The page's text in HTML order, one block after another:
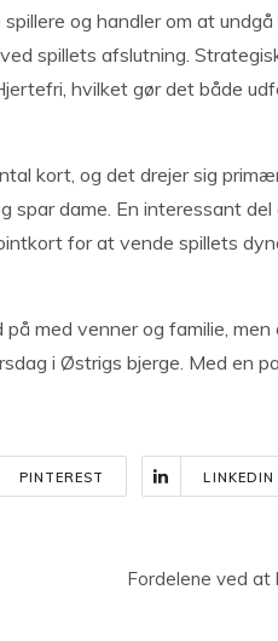
og handler om at
spillets afslutning.
hvilket gør det både
kort, og det drejer sig
dame. En interessant del
for at vende spillets
med venner og familie,
i Østrigs bjerge. Med en
PINTEREST LINKEDIN
Fordelene ved at